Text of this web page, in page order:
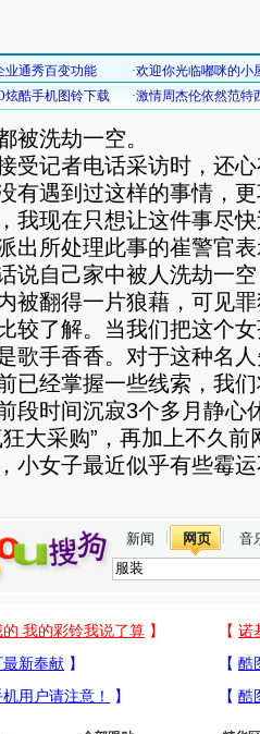
被洗劫一空。
记者电话采访时，还心
有遇到过这样的事情，
我现在只想让这件事尽
所处理此事的崔警官表
说自己家中被人洗劫一
被翻得一片狼藉，可见
较了解。当我们把这个
歌手香香。对于这种名
已经掌握一些线索，我
时间沉寂3个多月静心
狂大采购”，再加上不久
小女子最近似乎有些霉
新闻 网页 音